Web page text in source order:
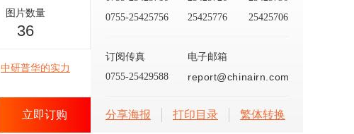
图片数量
36
中研普华的实力
立即订购
0755-25425756
25425776 25425706
订阅传真
0755-25429588
电子邮箱
report@chinairn.com
分享海报 打印目录 繁体转换